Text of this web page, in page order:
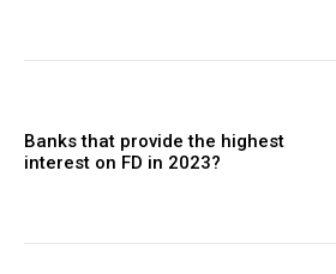
Banks that provide the highest
interest on FD in 2023?